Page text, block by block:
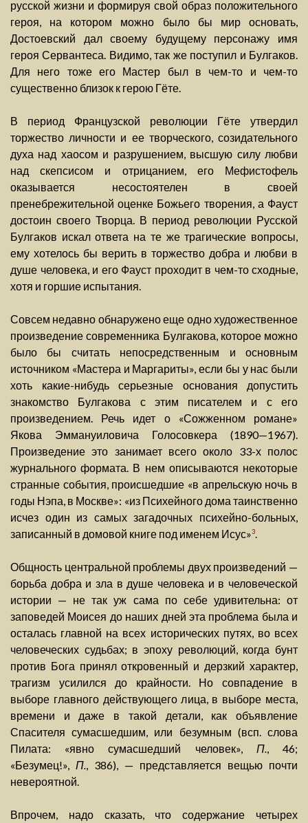
русской жизни и формируя свой образ положительного
героя, на котором можно было бы мир основать,
Достоевский дал своему будущему персонажу имя
героя Сервантеса. Видимо, так же поступил и Булгаков.
Для него тоже его Мастер был в чем-то и чем-то
существенно близок к герою Гёте.
В период Французской революции Гёте утвердил
торжество личности и ее творческого, созидательного
духа над хаосом и разрушением, высшую силу любви
над скепсисом и отрицанием, его Мефистофель
оказывается несостоятелен в своей
пренебрежительной оценке Божьего творения, а Фауст
достоин своего Творца. В период революции Русской
Булгаков искал ответа на те же трагические вопросы,
ему хотелось бы верить в торжество добра и любви в
душе человека, и его Фауст проходит в чем-то сходные,
хотя и горшие испытания.
Совсем недавно обнаружено еще одно художественное
произведение современника Булгакова, которое можно
было бы считать непосредственным и основным
источником «Мастера и Маргариты», если бы у нас были
хоть какие-нибудь серьезные основания допустить
знакомство Булгакова с этим писателем и с его
произведением. Речь идет о «Сожженном романе»
Якова Эммануиловича Голосовкера (1890—1967).
Произведение это занимает всего около 33-х полос
журнального формата. В нем описываются некоторые
странные события, происшедшие «в апрельскую ночь в
годы Нэпа, в Москве»: «из Психейного дома таинственно
исчез один из самых загадочных психейно-больных,
записанный в домовой книге под именем Исус»3.
Общность центральной проблемы двух произведений —
борьба добра и зла в душе человека и в человеческой
истории — не так уж сама по себе удивительна: от
заповедей Моисея до наших дней эта проблема была и
осталась главной на всех исторических путях, во всех
человеческих судьбах; в эпоху революций, когда бунт
против Бога принял откровенный и дерзкий характер,
трагизм усилился до крайности. Но совпадение в
выборе главного действующего лица, в выборе места,
времени и даже в такой детали, как объявление
Спасителя сумасшедшим, или безумным (всп. слова
Пилата: «явно сумасшедший человек», П., 46;
«Безумец!», П., 386), — представляется вещью почти
невероятной.
Впрочем, надо сказать, что содержание четырех